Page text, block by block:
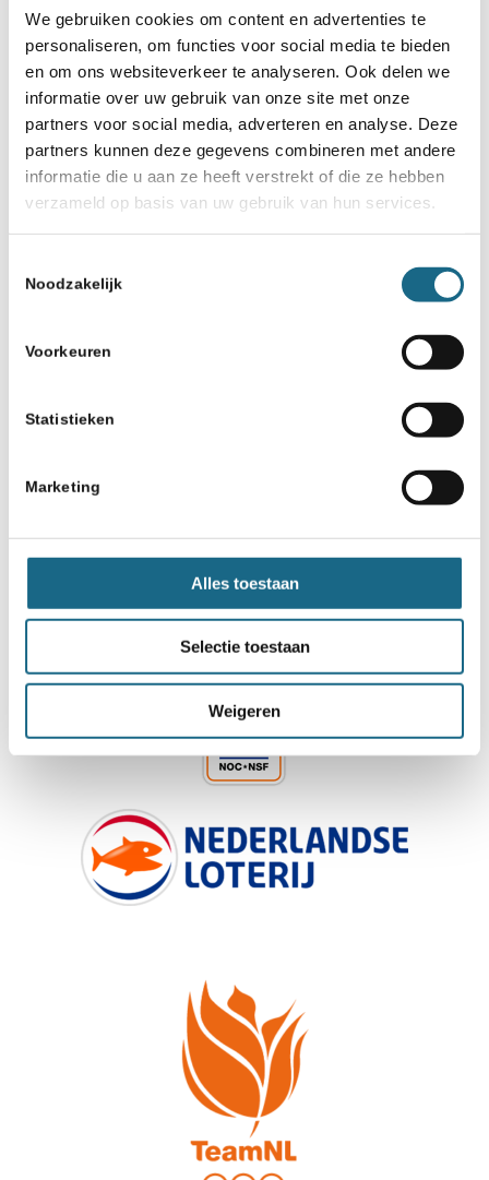
We gebruiken cookies om content en advertenties te
personaliseren, om functies voor social media te bieden
en om ons websiteverkeer te analyseren. Ook delen we
informatie over uw gebruik van onze site met onze
partners voor social media, adverteren en analyse. Deze
partners kunnen deze gegevens combineren met andere
informatie die u aan ze heeft verstrekt of die ze hebben
verzameld op basis van uw gebruik van hun services.
Noodzakelijk
Voorkeuren
Statistieken
Marketing
Alles toestaan
Selectie toestaan
Weigeren
10 juli 2019
Tata Steel Chess on Tour naar
PSV Stadion in Eindhoven
10 december 2021
NK kwalificatie 4 Lucas van
Foreest completeert het veld
ONJK dit jaar in Enschede (8-13
Uitslag finale Christmas Cup
Schaken.nl wordt mede mogelijk gemaakt
door: